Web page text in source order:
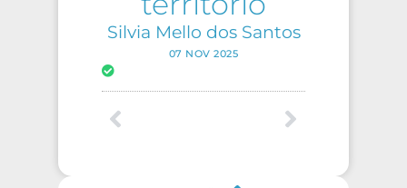
Silvia Mello dos Santos
07 NOV 2025